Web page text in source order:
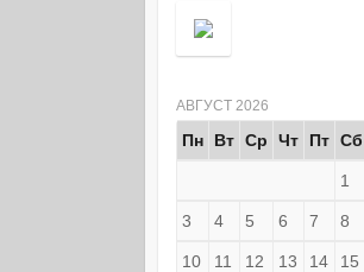
АВГУСТ 2026
Пн Вт Ср Чт Пт Сб
1
3 4 5 6 7 8
10 11 12 13 14 15